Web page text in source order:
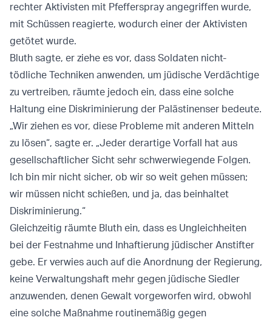
rechter Aktivisten mit Pfefferspray angegriffen wurde,
mit Schüssen reagierte, wodurch einer der Aktivisten
getötet wurde.
Bluth sagte, er ziehe es vor, dass Soldaten nicht-
tödliche Techniken anwenden, um jüdische Verdächtige
zu vertreiben, räumte jedoch ein, dass eine solche
Haltung eine Diskriminierung der Palästinenser bedeute.
„Wir ziehen es vor, diese Probleme mit anderen Mitteln
zu lösen“, sagte er. „Jeder derartige Vorfall hat aus
gesellschaftlicher Sicht sehr schwerwiegende Folgen.
Ich bin mir nicht sicher, ob wir so weit gehen müssen;
wir müssen nicht schießen, und ja, das beinhaltet
Diskriminierung.“
Gleichzeitig räumte Bluth ein, dass es Ungleichheiten
bei der Festnahme und Inhaftierung jüdischer Anstifter
gebe. Er verwies auch auf die Anordnung der Regierung,
keine Verwaltungshaft mehr gegen jüdische Siedler
anzuwenden, denen Gewalt vorgeworfen wird, obwohl
eine solche Maßnahme routinemäßig gegen